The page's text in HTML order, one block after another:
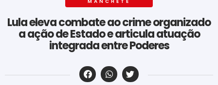
Lula eleva combate ao crime organizado
a ação de Estado e articula atuação
integrada entre Poderes
‎ ‎ ‎ ‎ ‎ ‎ ‎ ‎ ‎ ‎ ‎ ‎ ‎ ‎ ‎ ‎ ‎ ‎ ‎ ‎ ‎ ‎ ‎ ‎ ‎ ‎ ‎ ‎ ‎ ‎ ‎